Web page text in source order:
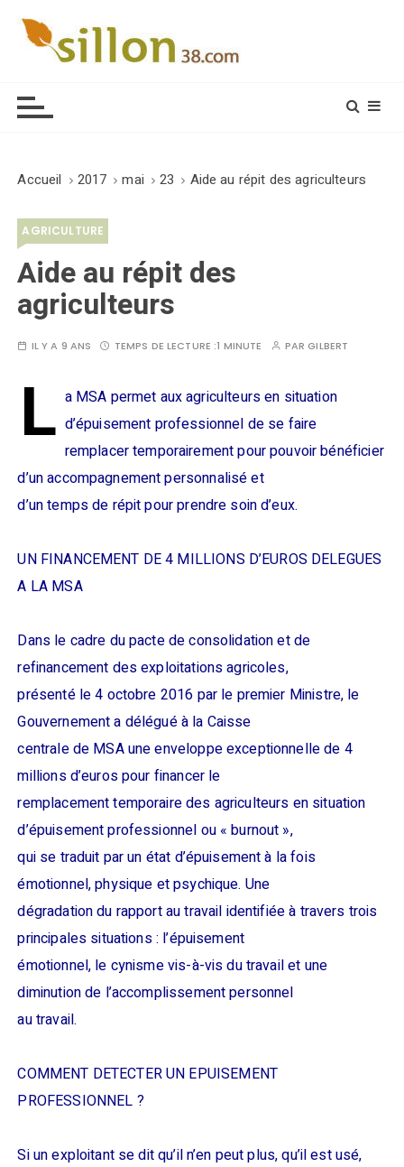
Accueil 2017 mai 23 Aide au répit des agriculteurs
AGRICULTURE
Aide au répit des
agriculteurs
IL Y A 9 ANS TEMPS DE LECTURE :1 MINUTE PARGILBERT
L a MSA permet aux agriculteurs en situation
d’épuisement professionnel de se faire
remplacer temporairement pour pouvoir bénéficier
d’un accompagnement personnalisé et
d’un temps de répit pour prendre soin d’eux.
UN FINANCEMENT DE 4 MILLIONS D’EUROS DELEGUES
A LA MSA
Dans le cadre du pacte de consolidation et de
refinancement des exploitations agricoles,
présenté le 4 octobre 2016 par le premier Ministre, le
Gouvernement a délégué à la Caisse
centrale de MSA une enveloppe exceptionnelle de 4
millions d’euros pour financer le
remplacement temporaire des agriculteurs en situation
d’épuisement professionnel ou « burnout »,
qui se traduit par un état d’épuisement à la fois
émotionnel, physique et psychique. Une
dégradation du rapport au travail identifiée à travers trois
principales situations : l’épuisement
émotionnel, le cynisme vis-à-vis du travail et une
diminution de l’accomplissement personnel
au travail.
COMMENT DETECTER UN EPUISEMENT
PROFESSIONNEL ?
Si un exploitant se dit qu’il n’en peut plus, qu’il est usé,